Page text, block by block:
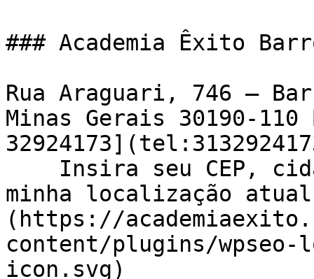
### Academia Êxito
Rua Araguari, 746 –
Minas Gerais 30190-
minha localização
(https://
content/plugins/
icon.svg)